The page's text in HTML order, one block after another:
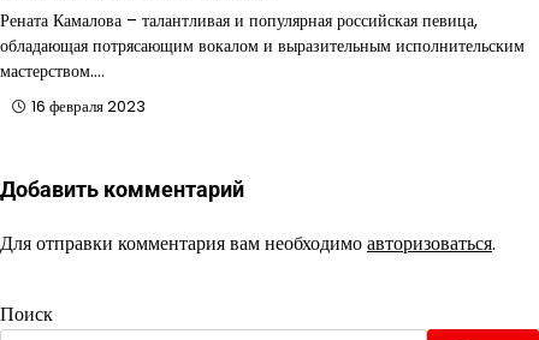
Рената Камалова – талантливая и популярная российская певица,
обладающая потрясающим вокалом и выразительным исполнительским
мастерством.…
16 февраля 2023
Добавить комментарий
Для отправки комментария вам необходимоавторизоваться.
Поиск